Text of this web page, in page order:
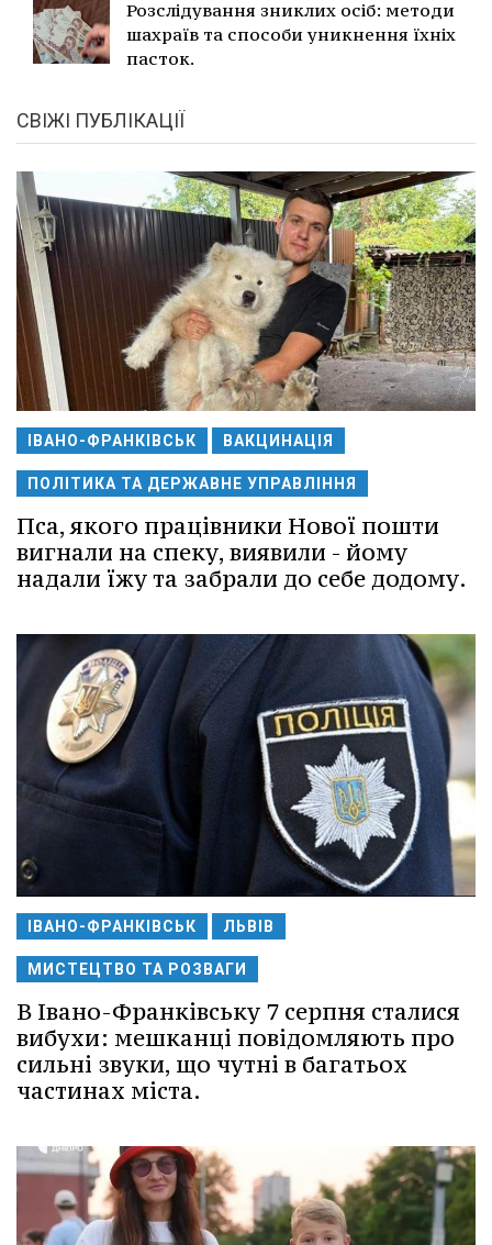
Розслідування зниклих осіб: методи
шахраїв та способи уникнення їхніх
пасток.
СВІЖІ ПУБЛІКАЦІЇ
ІВАНО-ФРАНКІВСЬК ВАКЦИНАЦІЯ
ПОЛІТИКА ТА ДЕРЖАВНЕ УПРАВЛІННЯ
Пса, якого працівники Нової пошти
вигнали на спеку, виявили - йому
надали їжу та забрали до себе додому.
ІВАНО-ФРАНКІВСЬК ЛЬВІВ
МИСТЕЦТВО ТА РОЗВАГИ
В Івано-Франківську 7 серпня сталися
вибухи: мешканці повідомляють про
сильні звуки, що чутні в багатьох
частинах міста.